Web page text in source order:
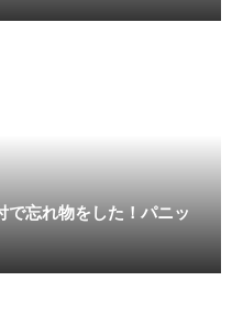
で忘れ物をした！パニッ